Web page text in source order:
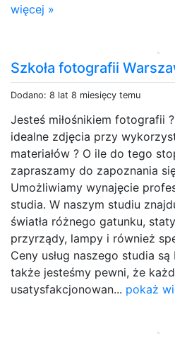
więcej »
Szkoła fotografii
Dodano: 8 lat 8 miesięcy temu
Jesteś miłośnikiem fotografii
idealne zdjęcia przy
materiałów ? O ile do tego
zapraszamy do zapoznania
Umożliwiamy wynajęcie
studia. W naszym studiu
światła różnego gatunku,
przyrządy, lampy i również
Ceny usług naszego studia
także jesteśmy pewni, że
usatysfakcjonowan... pokaż